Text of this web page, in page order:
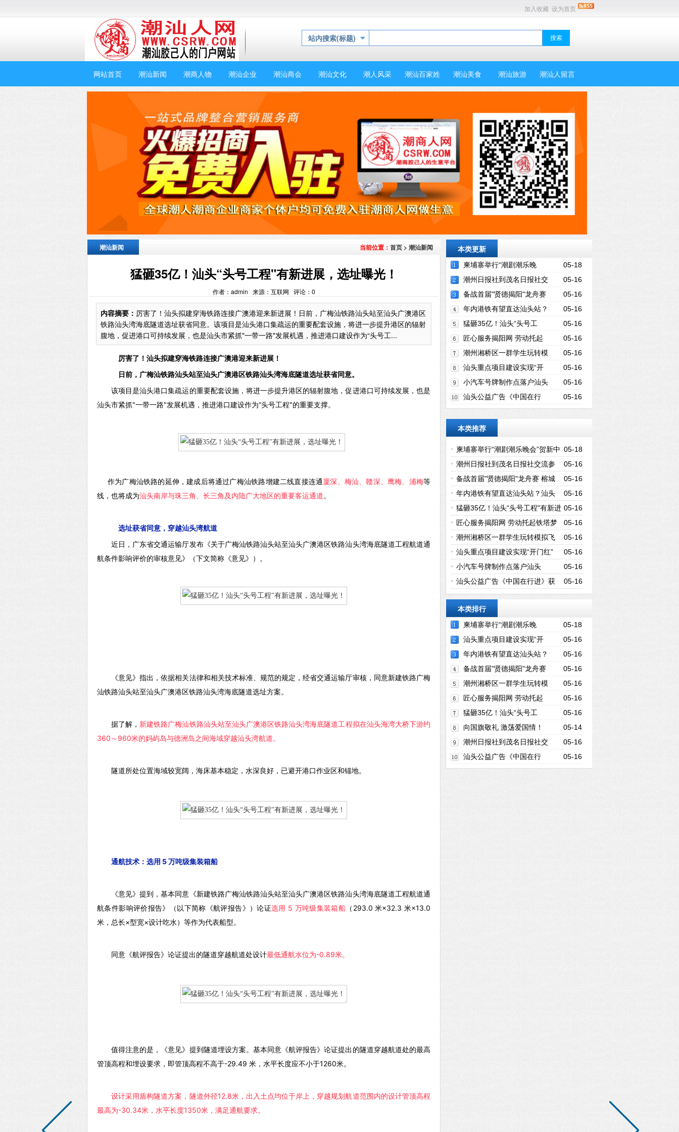
加入收藏 设为首页
站内搜索(标题)
网站首页 潮汕新闻 潮商人物 潮汕企业 潮汕商会 潮汕文化 潮人风采 潮汕百家姓 潮汕美食 潮汕旅游 潮汕人留言
潮汕新闻 当前位置： 首页 > 潮汕新闻
猛砸35亿！汕头“头号工程"有新进展，选址曝光！
作者：admin 来源：互联网 评论： 0
内容摘要： 厉害了！汕头拟建穿海铁路连接广澳港迎来新进展！日前，广梅汕铁路汕头站至汕头广澳港区
铁路汕头湾海底隧道选址获省同意。该项目是汕头港口集疏运的重要配套设施，将进一步提升港区的辐射
腹地，促进港口可持续发展，也是汕头市紧抓"一带一路"发展机遇，推进港口建设作为“头号工...
厉害了！汕头拟建穿海铁路连接广澳港迎来新进展！
日前，广梅汕铁路汕头站至汕头广澳港区铁路汕头湾海底隧道选址获省同意。
该项目是汕头港口集疏运的重要配套设施，将进一步提升港区的辐射腹地，促进港口可持续发展，也是
汕头市紧抓"一带一路"发展机遇，推进港口建设作为“头号工程"的重要支撑。
作为广梅汕铁路的延伸，建成后将通过广梅汕铁路增建二线直接连通 厦深、梅汕、赣深、鹰梅、浦梅等
线，也将成为汕头南岸与珠三角、长三角及内陆广大地区的重要客运通道。
选址获省同意，穿越汕头湾航道
近日，广东省交通运输厅发布《关于广梅汕铁路汕头站至汕头广澳港区铁路汕头湾海底隧道工程航道通
航条件影响评价的审核意见》（下文简称《意见》）。
《意见》指出，依据相关法律和相关技术标准、规范的规定，经省交通运输厅审核，同意新建铁路广梅
汕铁路汕头站至汕头广澳港区铁路汕头湾海底隧道选址方案。
据了解， 新建铁路广梅汕铁路汕头站至汕头广澳港区铁路汕头湾海底隧道工程拟在汕头海湾大桥下游约
360～960米的妈屿岛与德洲岛之间海域穿越汕头湾航道。
隧道所处位置海域较宽阔，海床基本稳定，水深良好，已避开港口作业区和锚地。
通航技术：选用 5 万吨级集装箱船
《意见》提到，基本同意《新建铁路广梅汕铁路汕头站至汕头广澳港区铁路汕头湾海底隧道工程航道通
航条件影响评价报告》（以下简称《航评报告》）论证选用 5 万吨级集装箱船 （293.0 米×32.3 米×13.0
米，总长×型宽×设计吃水）等作为代表船型。
同意《航评报告》论证提出的隧道穿越航道处设计最低通航水位为-0.89米。
值得注意的是，《意见》提到隧道埋设方案。基本同意《航评报告》论证提出的隧道穿越航道处的最高
管顶高程和埋设要求，即管顶高程不高于-29.49 米，水平长度应不小于1260米。
设计采用盾构隧道方案，隧道外径12.8米，出入土点均位于岸上，穿越规划航道范围内的设计管顶高程
最高为-30.34米，水平长度1350米，满足通航要求。
本类更新
05-18
柬埔寨举行“潮剧潮乐晚
会”贺新中国70周年华诞 05-16
潮州日报社到茂名日报社交
流参观 05-16
备战首届"贤德揭阳"龙舟赛
榕城西门社区2条龙舟下水 05-16
年内港铁有望直达汕头站？
汕头火车站今起改建，方案来了……05-16
猛砸35亿！汕头“头号工
程"有新进展，选址曝光！ 05-16
匠心服务揭阳网 劳动托起
铁塔梦 05-16
潮州湘桥区一群学生玩转模
拟飞行，追寻自己的蓝天梦 05-16
汕头重点项目建设实现“开
门红” 05-16
小汽车号牌制作点落户汕头
05-16
汕头公益广告《中国在行
进》获省广电局优秀作品项目扶持
本类推荐
05-18
柬埔寨举行“潮剧潮乐晚会”贺新中
国70周年华诞 05-16
潮州日报社到茂名日报社交流参
观 05-16
备战首届"贤德揭阳"龙舟赛 榕城
西门社区2条龙舟下水 05-16
年内港铁有望直达汕头站？汕头
火车站今起改建，方案来了…… 05-16
猛砸35亿！汕头“头号工程"有新进
展，选址曝光！ 05-16
匠心服务揭阳网 劳动托起铁塔梦
05-16
潮州湘桥区一群学生玩转模拟飞
行，追寻自己的蓝天梦 05-16
汕头重点项目建设实现“开门红”
05-16
小汽车号牌制作点落户汕头
05-16
汕头公益广告《中国在行进》获
省广电局优秀作品项目扶持
本类排行
05-18
柬埔寨举行“潮剧潮乐晚
会”贺新中国70周年华诞 05-16
汕头重点项目建设实现“开
门红” 05-16
年内港铁有望直达汕头站？
汕头火车站今起改建，方案来了……05-16
备战首届"贤德揭阳"龙舟赛
榕城西门社区2条龙舟下水 05-16
潮州湘桥区一群学生玩转模
拟飞行，追寻自己的蓝天梦 05-16
匠心服务揭阳网 劳动托起
铁塔梦 05-16
猛砸35亿！汕头“头号工
程"有新进展，选址曝光！ 05-14
向国旗敬礼 激荡爱国情！
深圳市潮汕商会举行“五一”升旗仪式 05-16
潮州日报社到茂名日报社交
流参观 05-16
汕头公益广告《中国在行
进》获省广电局优秀作品项目扶持